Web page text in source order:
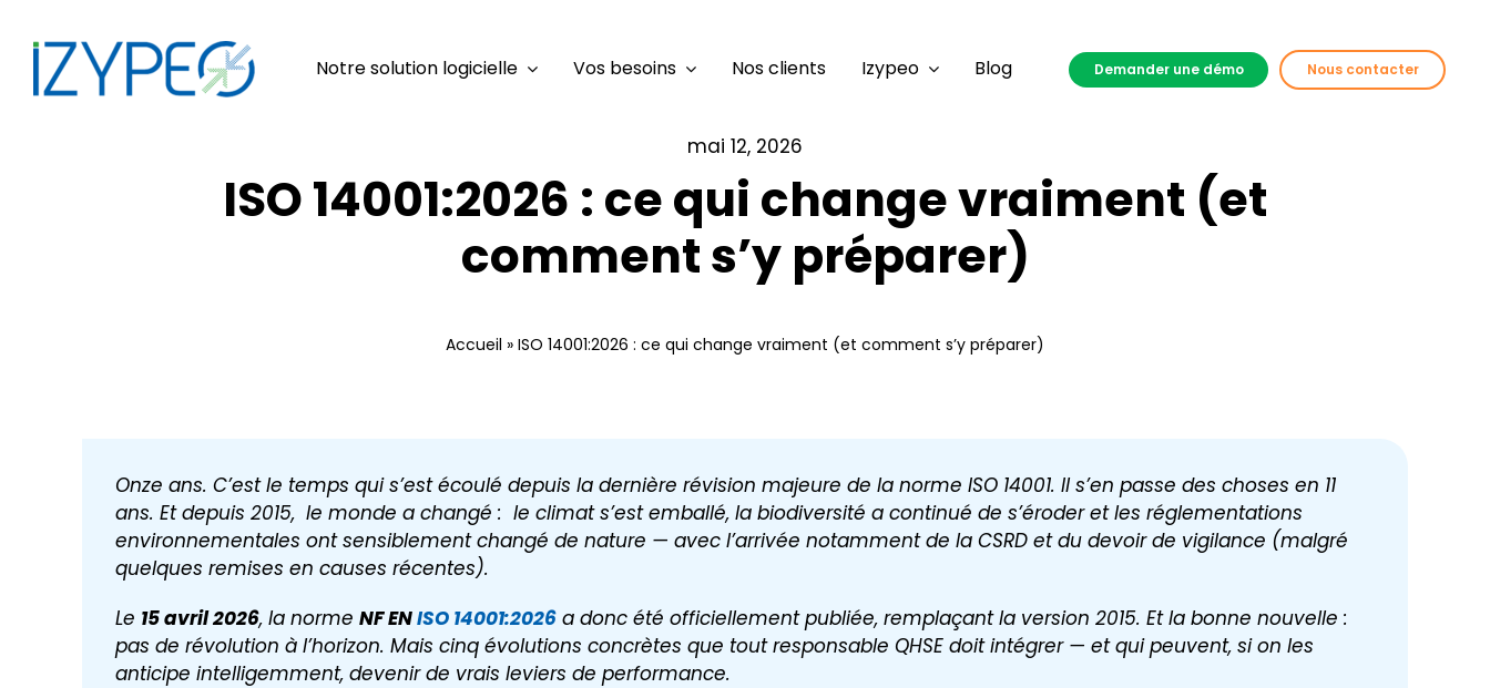
contenu
Notre solution logicielle Vos besoins Nos clients Izypeo Blog Demander une démo Nous contacter
mai 12, 2026
ISO 14001:2026 : ce qui change vraiment (et
comment s’y préparer)
Accueil » ISO 14001:2026 : ce qui change vraiment (et comment s’y préparer)
Onze ans. C’est le temps qui s’est écoulé depuis la dernière révision majeure de la norme ISO 14001. Il s’en passe des choses en 11
ans. Et depuis 2015, le monde a changé : le climat s’est emballé, la biodiversité a continué de s’éroder et les réglementations
environnementales ont sensiblement changé de nature — avec l’arrivée notamment de la CSRD et du devoir de vigilance (malgré
quelques remises en causes récentes).
Le 15 avril 2026, la normeNF ENISO 14001:2026 a donc été officiellement publiée, remplaçant la version 2015. Et la bonne nouvelle :
pas de révolution à l’horizon. Mais cinq évolutions concrètes que tout responsable QHSE doit intégrer — et qui peuvent, si on les
anticipe intelligemment, devenir de vrais leviers de performance.